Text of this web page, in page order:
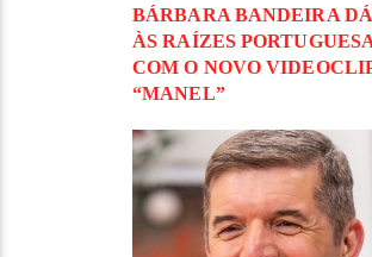
BÁRBARA BANDEIRA
ÀS RAÍZES
COM O NOVO
“MANEL”